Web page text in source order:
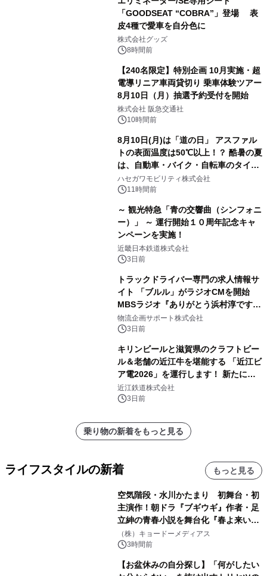
「GOODSEAT “COBRA”」登場 表
皮4種で愛車を自分色に
株式会社グッズ
8時間前
【240名限定】特別企画 10月実施・超
電導リニア車両貸切り 乗車体験ツアー
8月10日（月）抽選予約受付を開始
株式会社 阪急交通社
10時間前
8月10日(月)は「道の日」 アスファル
トの表面温度は50℃以上！？ 酷暑の夏
は、自動車・バイク・自転車のタイヤ
バーストが増加 簡単にできる予防法
をご紹介
ハセガワモビリティ株式会社
11時間前
～ 観光特急「青の交響曲（シンフォニ
ー）」 ～ 運行開始１０周年記念キャ
ンペーンを実施！
近畿日本鉄道株式会社
3日前
トラックドライバー専門の求人情報サ
イト 「ブルル」がラジオCMを開始
MBSラジオ『ありがとう浜村淳です』
にて8月1日(土)より
物流企画サポート株式会社
3日前
キリンビールと滋賀県のクラフトビー
ル＆老舗の近江牛を堪能する 「近江ビ
ア電2026」を運行します！ 新たに
「長濱浪漫ビール」が参加！キリン一
番搾り飲み放題が復活！
近江鉄道株式会社
3日前
乗り物の新着をもっと見る
ライフスタイルの新着 もっと見る
空気階段・水川かたまり 初舞台・初
主演作！朝ドラ『ブギウギ』作者・足
立紳の青春小説を舞台化『春よ来い、
マジで来い』キービジュアル解禁！
（株）キョードーメディアス
3時間前
【お盆休みの自分探し】「何がしたい